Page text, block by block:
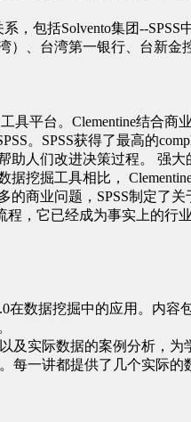
系，包括Solvento集团--SPSS
）、台湾第一银行、台新
具平台。 Clementine结合商
。 SPSS获得了最高的
助人们改进决策过程。 强
据挖掘工具相比，
的商业问题， SPSS制定了关
程，它已经成为事实上的行业
在数据挖掘中的应用。内容
及实际数据的案例分析，为
每一讲都提供了几个实际